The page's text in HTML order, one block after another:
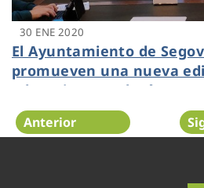
30 ENE 2020
El Ayuntamiento de
promueven una nueva
educativo Aqualogía
Anterior